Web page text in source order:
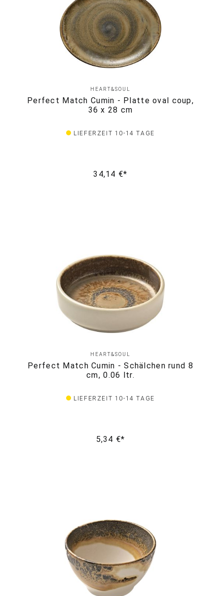
HEART&SOUL
Perfect Match Cumin - Platte oval coup,
36 x 28 cm
LIEFERZEIT 10-14 TAGE
34,14 €*
HEART&SOUL
Perfect Match Cumin - Schälchen rund 8
cm, 0.06 ltr.
LIEFERZEIT 10-14 TAGE
5,34 €*